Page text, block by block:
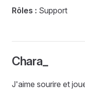
Rôles : Support
Chara_
J'aime sourire et